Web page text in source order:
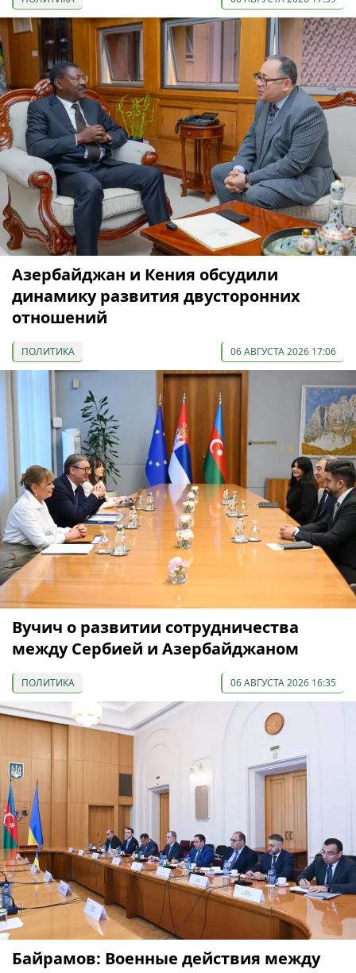
Азербайджан и Кения обсудили
динамику развития двусторонних
отношений
ПОЛИТИКА 06 АВГУСТА 2026 17:06
Вучич о развитии сотрудничества
между Сербией и Азербайджаном
ПОЛИТИКА 06 АВГУСТА 2026 16:35
Байрамов: Военные действия между